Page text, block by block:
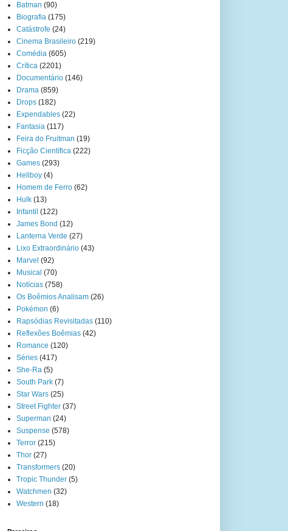
Batman (90)
Biografia (175)
Catástrofe (24)
Cinema Brasileiro (219)
Comédia (605)
Crítica (2201)
Documentário (146)
Drama (859)
Drops (182)
Expendables (22)
Fantasia (117)
Feira do Fruitman (19)
Ficção Científica (222)
Games (293)
Hellboy (4)
Homem de Ferro (62)
Hulk (13)
Infantil (122)
James Bond (12)
Lanterna Verde (27)
Lixo Extraordinário (43)
Marvel (92)
Musical (70)
Notícias (758)
Os Boêmios Analisam (26)
Pokémon (6)
Rapsódias Revisitadas (110)
Reflexões Boêmias (42)
Romance (120)
Séries (417)
She-Ra (5)
South Park (7)
Star Wars (25)
Street Fighter (37)
Superman (24)
Suspense (578)
Terror (215)
Thor (27)
Transformers (20)
Tropic Thunder (5)
Watchmen (32)
Western (18)